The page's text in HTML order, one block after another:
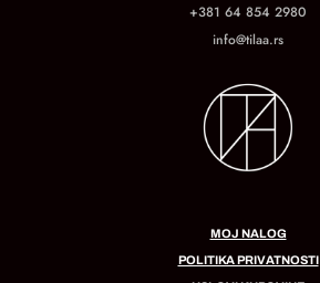
+381 64 854 2980
info@tilaa.rs
MOJ NALOG
POLITIKA PRIVATNOSTI